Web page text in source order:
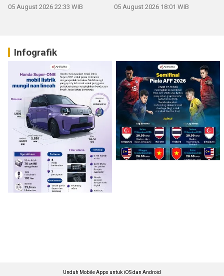
05 August 2026 22:33 WIB 05 August 2026 18:01 WIB
Infografik
Unduh Mobile Apps untuk iOS dan Android